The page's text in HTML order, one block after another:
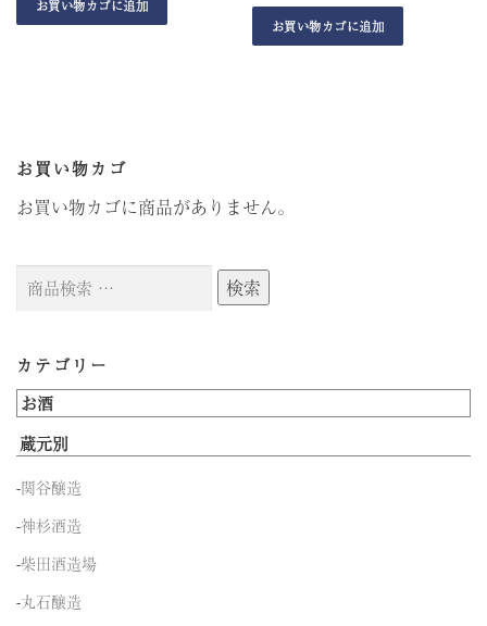
お買い物カゴに追加
お買い物カゴに追加
お買い物カゴ
お買い物カゴに商品がありません。
検
象:
検索
カテゴリー
お酒
蔵元別
-関谷醸造
-神杉酒造
-柴田酒造場
-丸石醸造